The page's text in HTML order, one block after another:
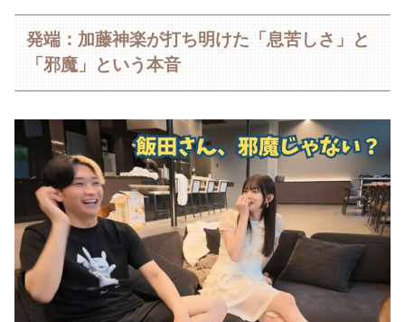
発端：加藤神楽が打ち明けた「息苦しさ」と
「邪魔」という本音